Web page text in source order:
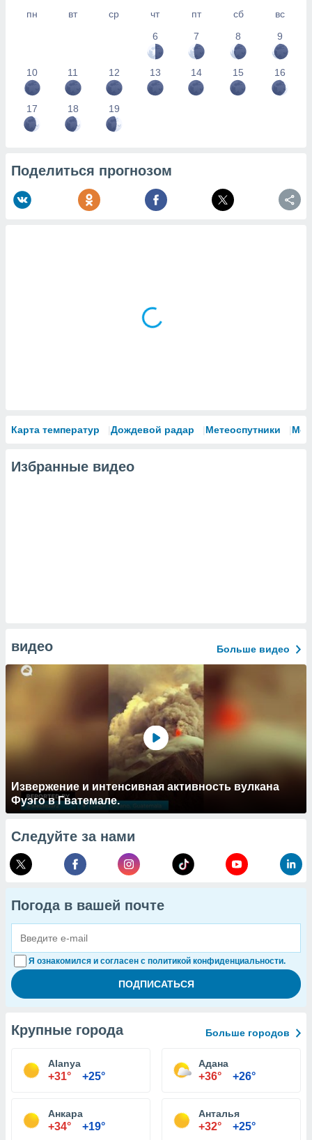
пн вт ср чт пт сб
вс
6
7 8 9
10 11 12 13 14 15 16
17 18 19
Поделиться прогнозом
Карта температур Дождевой радар Метеоспутники
Избранные видео
видео Больше видео
Извержение и интенсивная активность вулкана
Фуэго в Гватемале.
Следуйте за нами
Погода в вашей почте
Я ознакомился и согласен с политикой конфиденциальности.
Крупные города Больше городов
Alanya
+31° +25°
Адана
+36° +26°
Анкара
+34° +19°
Анталья
+32° +25°